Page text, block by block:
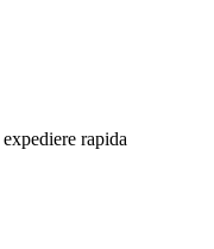
expediere rapida